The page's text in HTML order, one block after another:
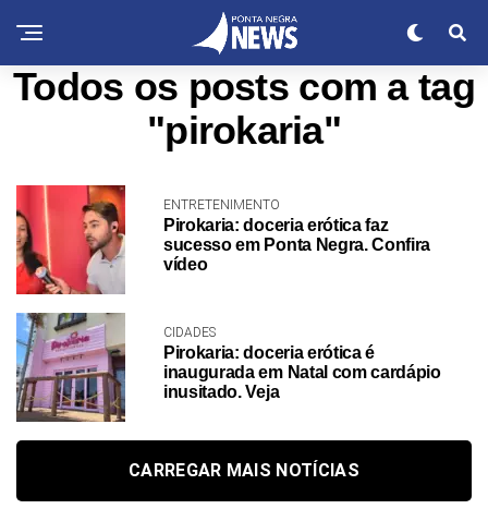
Todos os posts com a tag
"pirokaria"
ENTRETENIMENTO
Pirokaria: doceria erótica faz
sucesso em Ponta Negra. Confira
vídeo
CIDADES
Pirokaria: doceria erótica é
inaugurada em Natal com cardápio
inusitado. Veja
CARREGAR MAIS NOTÍCIAS